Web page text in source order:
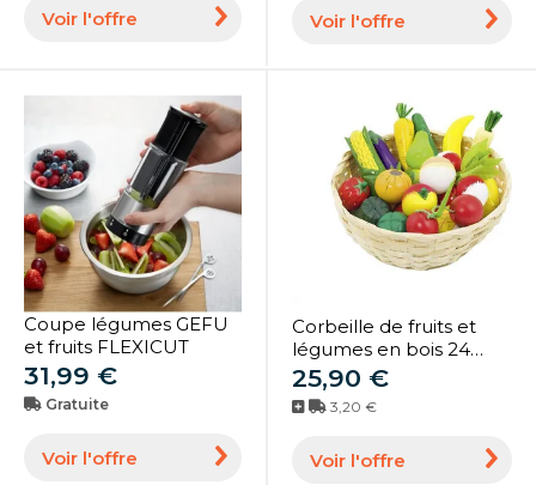
Voir l'offre Voir l'offre
Coupe légumes GEFU
et fruits FLEXICUT
31,99 €
Gratuite
Voir l'offre
Corbeille de fruits et
légumes en bois 24
pièces - Goki
25,90 €
3,20 €
Voir l'offre